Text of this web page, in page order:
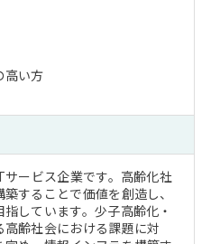
高い方
ービス企業です。高齢化社
することで価値を創造し、
しています。少子高齢化・
齢社会における課題に対